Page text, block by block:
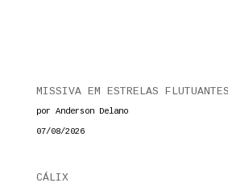
MISSIVA EM ESTRELAS FLUTUANTES
por Anderson Delano
07/08/2026
CÁLIX